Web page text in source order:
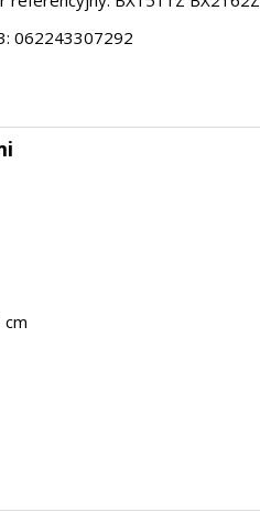
062243307292
cm